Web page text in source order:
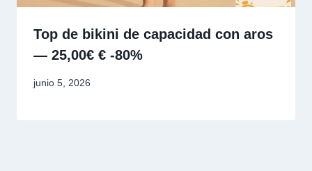
Top de bikini de capacidad con aros
— 25,00€ € -80%
junio 5, 2026